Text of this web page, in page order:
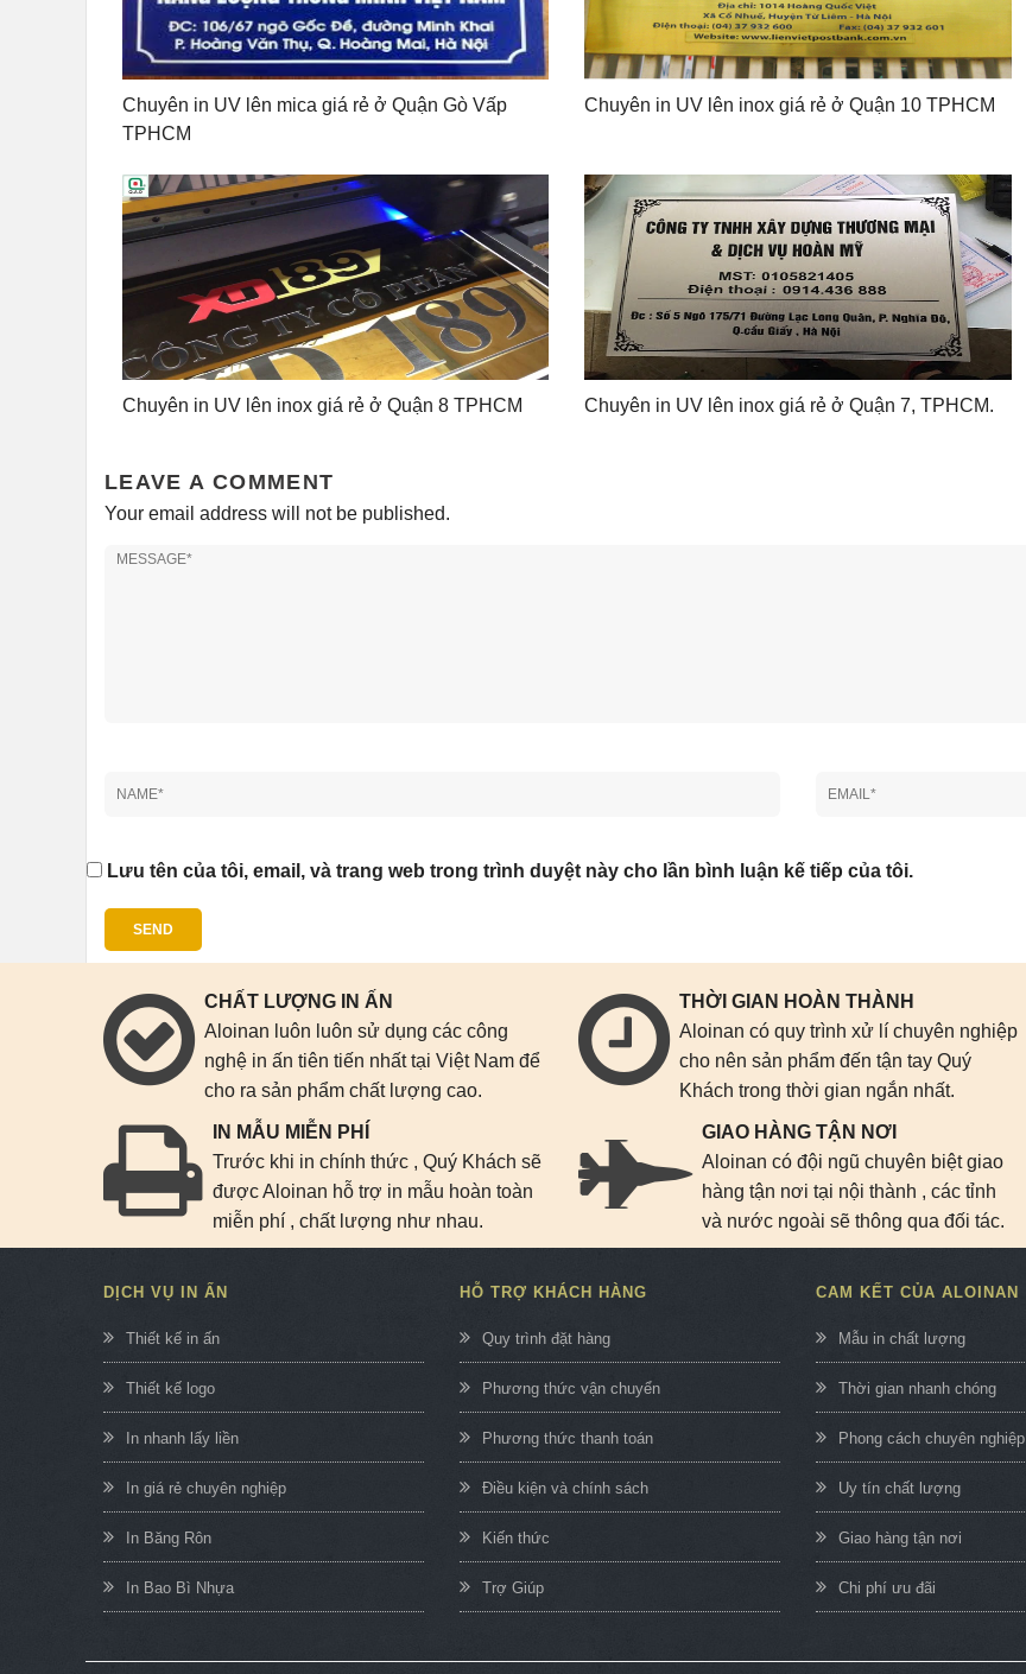
Chuyên in UV lên mica giá rẻ ở Quận Gò Vấp
TPHCM
Chuyên in UV lên inox giá rẻ ở Quận 10 TPHCM
Chuyên in UV lên inox giá rẻ ở Quận 8 TPHCM Chuyên in UV lên inox giá rẻ ở Quận 7, TPHCM.
LEAVE A COMMENT
Your email address will not be published.
Lưu tên của tôi, email, và trang web trong trình duyệt này cho lần bình luận kế tiếp của tôi.
CHẤT LƯỢNG IN ẤN
Aloinan luôn luôn sử dụng các công
nghệ in ấn tiên tiến nhất tại Việt Nam để
cho ra sản phẩm chất lượng cao.
THỜI GIAN HOÀN THÀNH
Aloinan có quy trình xử lí chuyên nghiệp
cho nên sản phẩm đến tận tay Quý
Khách trong thời gian ngắn nhất.
IN MẪU MIỄN PHÍ
Trước khi in chính thức , Quý Khách sẽ
được Aloinan hỗ trợ in mẫu hoàn toàn
miễn phí , chất lượng như nhau.
GIAO HÀNG TẬN NƠI
Aloinan có đội ngũ chuyên biệt giao
hàng tận nơi tại nội thành , các tỉnh
và nước ngoài sẽ thông qua đối tác.
DỊCH VỤ IN ẤN
Thiết kế in ấn
Thiết kế logo
In nhanh lấy liền
In giá rẻ chuyên nghiệp
In Băng Rôn
In Bao Bì Nhựa
HỖ TRỢ KHÁCH HÀNG
Quy trình đặt hàng
Phương thức vận chuyển
Phương thức thanh toán
Điều kiện và chính sách
Kiến thức
Trợ Giúp
CAM KẾT CỦA ALOINAN
Mẫu in chất lượng
Thời gian nhanh chóng
Phong cách chuyên nghiệp
Uy tín chất lượng
Giao hàng tận nơi
Chi phí ưu đãi